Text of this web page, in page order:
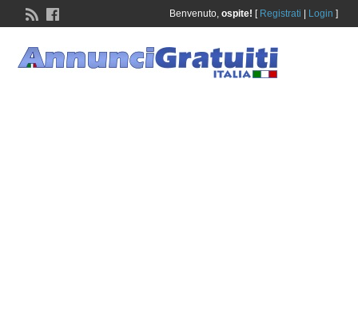
Benvenuto, ospite! [ Registrati Login ]